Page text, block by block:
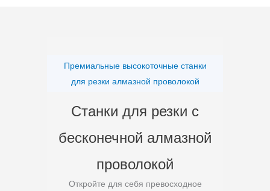
Премиальные высокоточные станки
для резки алмазной проволокой
Станки для резки с
бесконечной алмазной
проволокой
Откройте для себя превосходное